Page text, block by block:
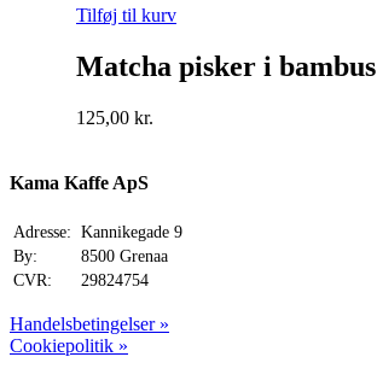
Tilføj til kurv
Matcha pisker i bambus
125,00 kr.
Kama Kaffe ApS
Adresse: Kannikegade 9
By:
8500 Grenaa
CVR:
29824754
Handelsbetingelser »
Cookiepolitik »